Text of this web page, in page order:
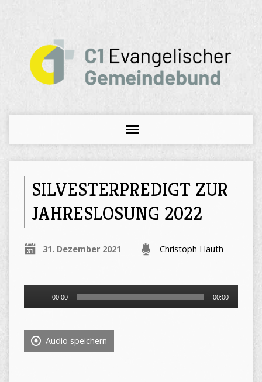
SILVESTERPREDIGT ZUR
JAHRESLOSUNG 2022
31. Dezember 2021 Christoph Hauth
00:00 00:00
Audio speichern